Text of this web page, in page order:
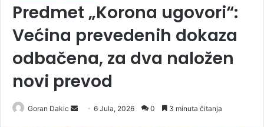
Predmet „Korona ugovori“:
Većina prevedenih dokaza
odbačena, za dva naložen
novi prevod
Goran Dakic 6 Jula, 2026 0 3 minuta čitanja